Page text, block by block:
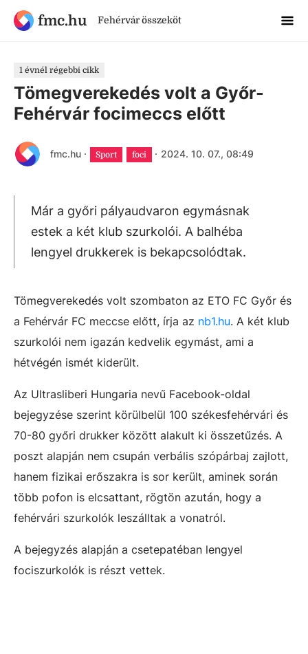
fmc.hu Fehérvár összeköt
1 évnél régebbi cikk
Tömegverekedés volt a Győr-
Fehérvár focimeccs előtt
fmc.hu · Sport foci · 2024. 10. 07., 08:49
Már a győri pályaudvaron egymásnak
estek a két klub szurkolói. A balhéba
lengyel drukkerek is bekapcsolódtak.
Tömegverekedés volt szombaton az ETO FC Győr és
a Fehérvár FC meccse előtt, írja az nb1.hu. A két klub
szurkolói nem igazán kedvelik egymást, ami a
hétvégén ismét kiderült.
Az Ultrasliberi Hungaria nevű Facebook-oldal
bejegyzése szerint körülbelül 100 székesfehérvári és
70-80 győri drukker között alakult ki összetűzés. A
poszt alapján nem csupán verbális szópárbaj zajlott,
hanem fizikai erőszakra is sor került, aminek során
több pofon is elcsattant, rögtön azután, hogy a
fehérvári szurkolók leszálltak a vonatról.
A bejegyzés alapján a csetepatéban lengyel
fociszurkolók is részt vettek.